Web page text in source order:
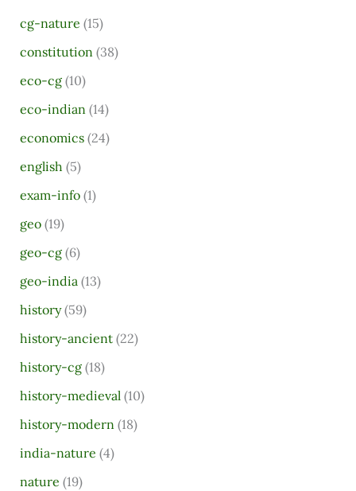
c
h
f
cg-nature (15)
constitution(38)
eco-cg(10)
eco-indian(14)
economics(24)
english (5)
exam-info(1)
geo(19)
geo-cg(6)
geo-india(13)
history(59)
history-ancient(22)
history-cg(18)
history-medieval(10)
history-modern(18)
india-nature (4)
nature (19)